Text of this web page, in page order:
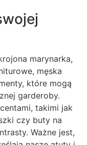
marynarka,
męska
które mogą
garderoby.
takimi jak
czy buty na
Ważne jest,